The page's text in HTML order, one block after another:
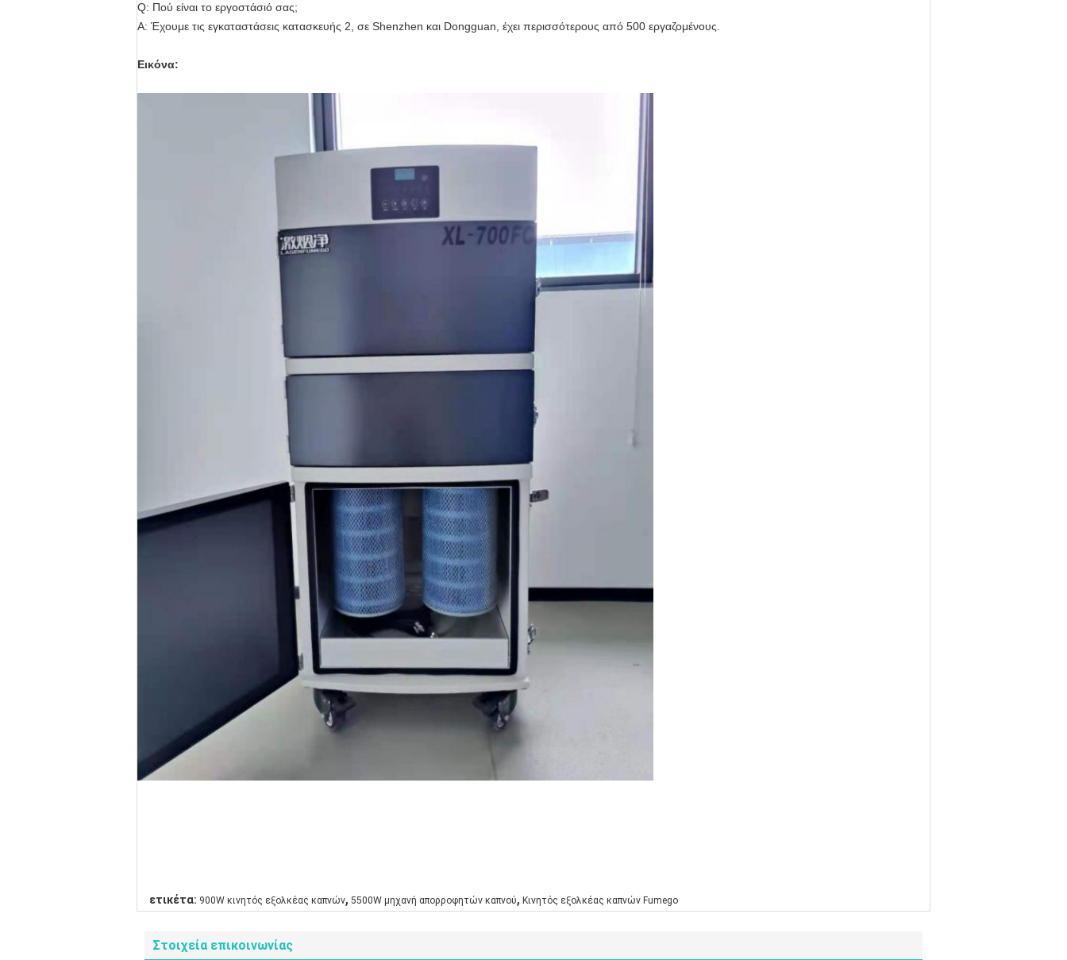
Q: Πού είναι το εργοστάσιό σας;
Α: Έχουμε τις εγκαταστάσεις κατασκευής 2, σε Shenzhen και Dongguan, έχει περισσότερους από 500 εργαζομένους.
Εικόνα:
ετικέτα: 900W κινητός εξολκέας καπνών, 5500W μηχανή απορροφητών καπνού, Κινητός εξολκέας καπνών Fumego
Στοιχεία επικοινωνίας